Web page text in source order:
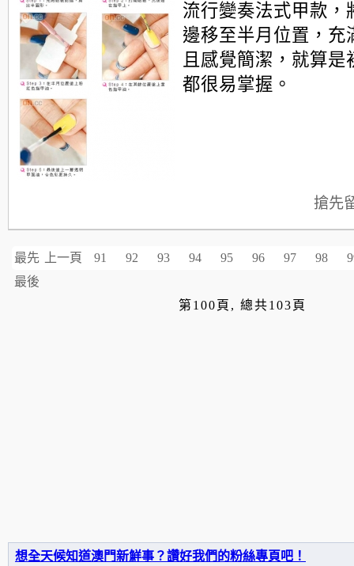
流行變奏法式甲款，
邊移至半月位置，充
且感覺簡潔，就算是
都很易掌握。
搶先
最先 上一頁 91 92 93 94 95 96 97 98
最後
第100頁, 總共103頁
想全天候知道澳門新鮮事？讚好我們的粉絲專頁吧！